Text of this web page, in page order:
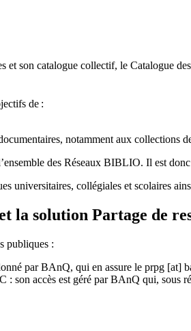
son catalogue collectif, le Catalogue
de :
notamment aux collections
’ensemble des Réseaux BIBLIO. Il est donc
universitaires, collégiales et scolaires
la solution Partage de
publiques :
par BAnQ, qui en assure le prpg [at]
: son accès est géré par BAnQ qui,